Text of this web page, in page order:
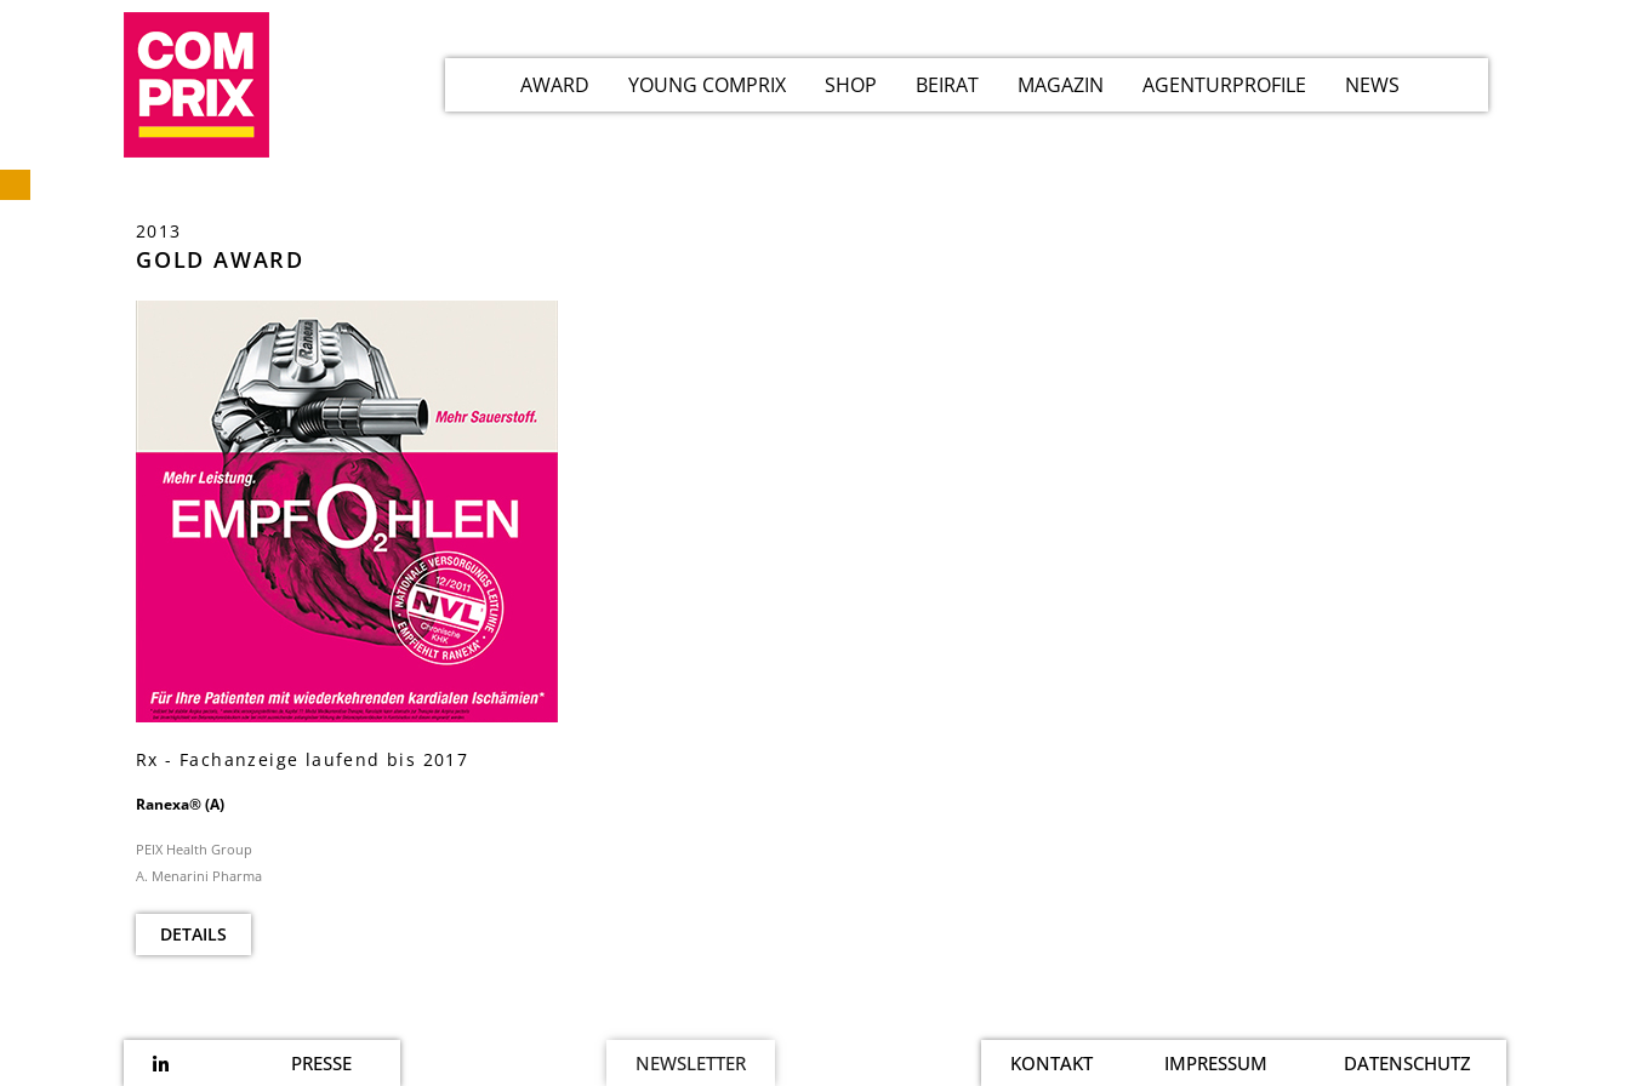
BEIRAT MAGAZIN
AWARD YOUNG COMPRIX SHOP AGENTURPROFILE NEWS
2013
GOLD AWARD
Rx - Fachanzeige laufend bis 2017
Ranexa® (A)
PEIX Health Group
A. Menarini Pharma
DETAILS
PRESSE NEWSLETTER KONTAKT IMPRESSUM DATENSCHUTZ